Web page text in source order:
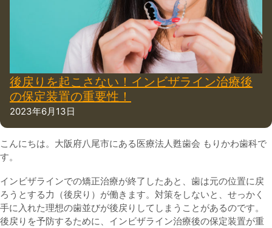
後戻りを起こさない！インビザライン治療後
の保定装置の重要性！
2023年6月13日
こんにちは。大阪府八尾市にある医療法人甦歯会 もりかわ歯科で
す。
インビザラインでの矯正治療が終了したあと、歯は元の位置に戻
ろうとする力（後戻り）が働きます。対策をしないと、せっかく
手に入れた理想の歯並びが後戻りしてしまうことがあるのです。
後戻りを予防するために、インビザライン治療後の保定装置が重